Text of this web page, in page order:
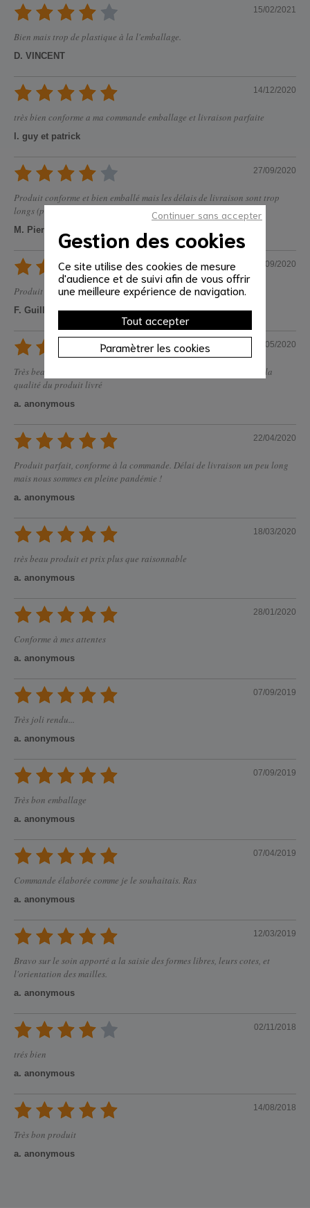
Gestion des cookies
Ce site utilise des cookies de mesure
d'audience et de suivi afin de vous offrir
une meilleure expérience de navigation.
Tout accepter
Paramètrer les cookies
Continuer sans accepter
15/02/2021
Bien mais trop de plastique à la l'emballage.
D. VINCENT
14/12/2020
très bien conforme a ma commande emballage et livraison parfaite
l. guy et patrick
27/09/2020
Produit conforme et bien emballé mais les délais de livraison sont trop
longs (presque 1 mois)
M. Pierre François
05/09/2020
Produit conforme aux attentes.
F. Guillaume
21/05/2020
Très beau produit avec un conditionnement très sérieux qui assure la
qualité du produit livré
a. anonymous
22/04/2020
Produit parfait, conforme à la commande. Délai de livraison un peu long
mais nous sommes en pleine pandémie !
a. anonymous
18/03/2020
très beau produit et prix plus que raisonnable
a. anonymous
28/01/2020
Conforme à mes attentes
a. anonymous
07/09/2019
Très joli rendu...
a. anonymous
07/09/2019
Très bon emballage
a. anonymous
07/04/2019
Commande élaborée comme je le souhaitais. Ras
a. anonymous
12/03/2019
Bravo sur le soin apporté a la saisie des formes libres, leurs cotes, et
l'orientation des mailles.
a. anonymous
02/11/2018
trés bien
a. anonymous
14/08/2018
Très bon produit
a. anonymous